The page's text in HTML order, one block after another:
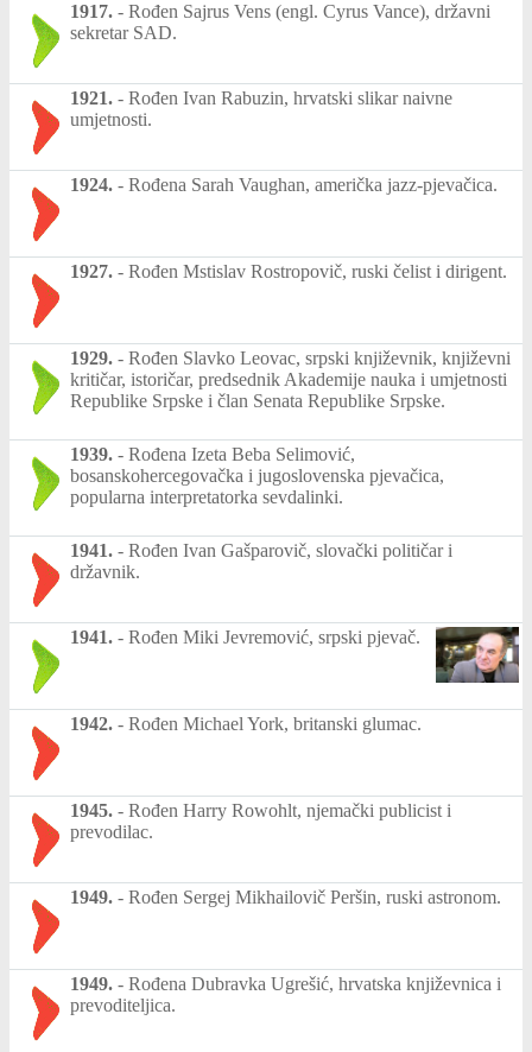
1917. - Rođen Sajrus Vens (engl. Cyrus Vance), državni
sekretar SAD.
1921. - Rođen Ivan Rabuzin, hrvatski slikar naivne
umjetnosti.
1924. - Rođena Sarah Vaughan, američka jazz-pjevačica.
1927. - Rođen Mstislav Rostropovič, ruski čelist i dirigent.
1929. - Rođen Slavko Leovac, srpski književnik, književni
kritičar, istoričar, predsednik Akademije nauka i umjetnosti
Republike Srpske i član Senata Republike Srpske.
1939. - Rođena Izeta Beba Selimović,
bosanskohercegovačka i jugoslovenska pjevačica,
popularna interpretatorka sevdalinki.
1941. - Rođen Ivan Gašparovič, slovački političar i
državnik.
1941. - Rođen Miki Jevremović, srpski pjevač.
1942. - Rođen Michael York, britanski glumac.
1945. - Rođen Harry Rowohlt, njemački publicist i
prevodilac.
1949. - Rođen Sergej Mikhailovič Peršin, ruski astronom.
1949. - Rođena Dubravka Ugrešić, hrvatska književnica i
prevoditeljica.